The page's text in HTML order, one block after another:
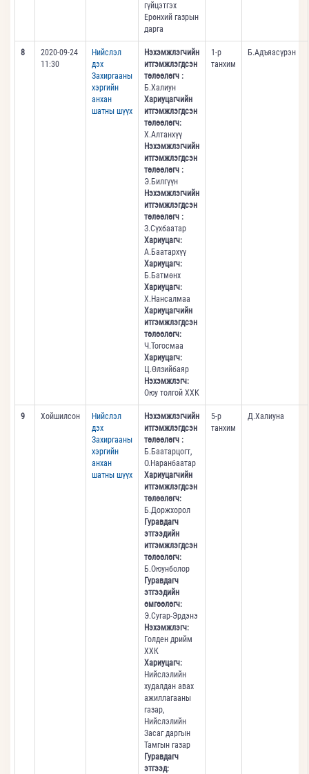
гүйцэтгэх
Ерөнхий газрын
дарга
8
2020-09-24
11:30
Нийслэл
дэх
Захиргааны
хэргийн
анхан
шатны шүүх
Нэхэмжлэгчийн
итгэмжлэгдсэн
төлөөлөгч :
Б.Халиун
Хариуцагчийн
итгэмжлэгдсэн
төлөөлөгч:
Х.Алтанхүү
Нэхэмжлэгчийн
итгэмжлэгдсэн
төлөөлөгч :
Э.Билгүүн
Нэхэмжлэгчийн
итгэмжлэгдсэн
төлөөлөгч :
З.Сүхбаатар
Хариуцагч:
А.Баатархүү
Хариуцагч:
Б.Батмөнх
Хариуцагч:
Х.Нансалмаа
Хариуцагчийн
итгэмжлэгдсэн
төлөөлөгч:
Ч.Тогосмаа
Хариуцагч:
Ц.Өлзийбаяр
Нэхэмжлэгч:
Оюу толгой ХХК
1-р
танхим
Б.Адъяасүрэн
9 Хойшилсон
Нийслэл
дэх
Захиргааны
хэргийн
анхан
шатны шүүх
Нэхэмжлэгчийн
итгэмжлэгдсэн
төлөөлөгч :
Б.Баатарцогт,
О.Наранбаатар
Хариуцагчийн
итгэмжлэгдсэн
төлөөлөгч:
Б.Доржхорол
Гуравдагч
этгээдийн
итгэмжлэгдсэн
төлөөлөгч:
Б.Оюунболор
Гуравдагч
этгээдийн
өмгөөлөгч:
Э.Сугар-Эрдэнэ
Нэхэмжлэгч:
Голден дрийм
ХХК
Хариуцагч:
Нийслэлийн
худалдан авах
ажиллагааны
газар,
Нийслэлийн
Засаг даргын
Тамгын газар
Гуравдагч
этгээд:
5-р
танхим
Д.Халиуна